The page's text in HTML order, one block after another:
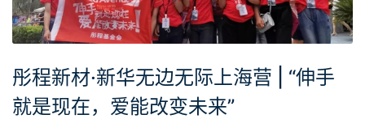
彤程新材·新华无边无际上海营 | “伸手
就是现在，爱能改变未来”